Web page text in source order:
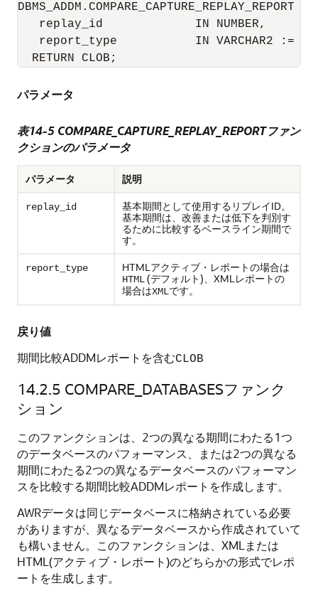
DBMS_ADDM.COMPARE_CAPTURE_REPLAY_REPORT (
   replay_id             IN NUMBER,
report_type           IN VARCHAR2 :=
  RETURN CLOB;
パラメータ
表14-5 COMPARE_CAPTURE_REPLAY_REPORTファン
クションのパラメータ
パラメータ 説明
replay_id
基本期間として使用するリプレイID。
基本期間は、改善または低下を判別す
るために比較するベースライン期間で
す。
report_type HTMLアクティブ・レポートの場合は
HTML(デフォルト)、XMLレポートの
場合はXMLです。
戻り値
期間比較ADDMレポートを含むCLOB
14.2.5 COMPARE_DATABASESファンク
ション
このファンクションは、2つの異なる期間にわたる1つ
のデータベースのパフォーマンス、または2つの異なる
期間にわたる2つの異なるデータベースのパフォーマン
スを比較する期間比較ADDMレポートを作成します。
AWRデータは同じデータベースに格納されている必要
がありますが、異なるデータベースから作成されていて
も構いません。このファンクションは、XMLまたは
HTML(アクティブ・レポート)のどちらかの形式でレポ
ートを生成します。